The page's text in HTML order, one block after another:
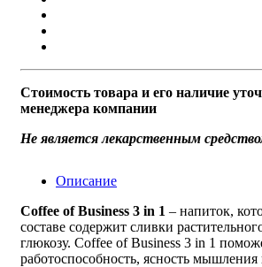
Стоимость товара и его наличие
менеджера компании
Не является лекарственным
Описание
Coffee of Business 3 in 1 – напиток,
составе содержит сливки
глюкозу. Coffee of Business 3 in 1
работоспособность, ясность мышления